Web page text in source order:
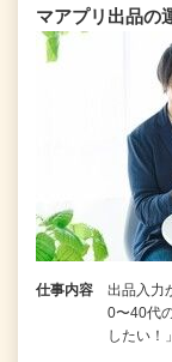
マアプリ出品の
仕事内容
出品入力
0〜40代
したい